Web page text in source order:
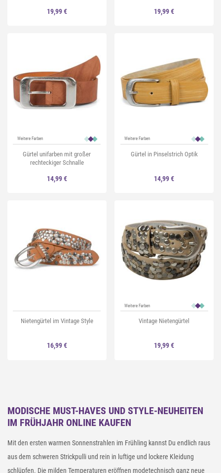
19,99 € 19,99 €
Weitere Farben
Gürtel unifarben mit großer
rechteckiger Schnalle
14,99 €
Weitere Farben
Gürtel in Pinselstrich Optik
14,99 €
Nietengürtel im Vintage Style
16,99 €
Weitere Farben
Vintage Nietengürtel
19,99 €
MODISCHE MUST-HAVES UND STYLE-NEUHEITEN
IM FRÜHJAHR ONLINE KAUFEN
Mit den ersten warmen Sonnenstrahlen im Frühling kannst Du endlich raus
aus dem schweren Strickpulli und rein in luftige und lockere Kleidung
schlüpfen. Die milden Temperaturen eröffnen modetechnisch ganz neue